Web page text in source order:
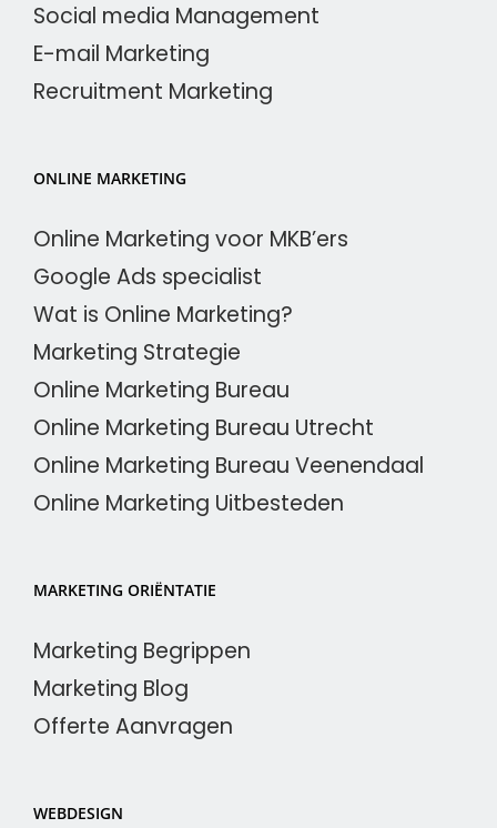
Social media Management
E-mail Marketing
Recruitment Marketing
ONLINE MARKETING
Online Marketing voor MKB’ers
Google Ads specialist
Wat is Online Marketing?
Marketing Strategie
Online Marketing Bureau
Online Marketing Bureau Utrecht
Online Marketing Bureau Veenendaal
Online Marketing Uitbesteden
MARKETING ORIËNTATIE
Marketing Begrippen
Marketing Blog
Offerte Aanvragen
WEBDESIGN